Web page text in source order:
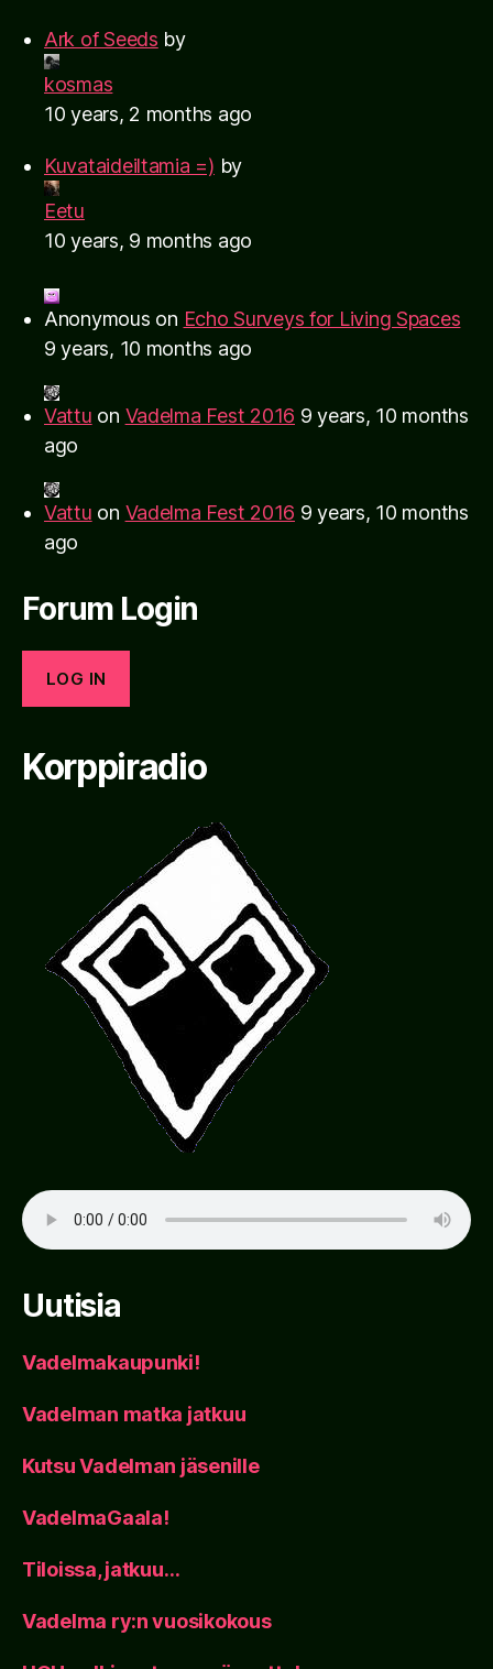
Ark of Seeds by
kosmas
10 years, 2 months ago
Kuvataideiltamia =) by
Eetu
10 years, 9 months ago
Anonymous on Echo Surveys for Living Spaces
9 years, 10 months ago
Vattu on Vadelma Fest 2016 9 years, 10 months
ago
Vattu on Vadelma Fest 2016 9 years, 10 months
ago
Forum Login
LOG IN
Korppiradio
Uutisia
Vadelmakaupunki!
Vadelman matka jatkuu
Kutsu Vadelman jäsenille
VadelmaGaala!
Tiloissa, jatkuu…
Vadelma ry:n vuosikokous